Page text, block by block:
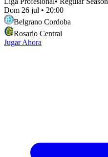
Dom 26 jul • 20:00
Belgrano Cordoba
Rosario Central
Jugar Ahora